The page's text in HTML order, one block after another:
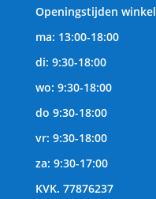
Openingstijden winkel
ma: 13:00-18:00
di: 9:30-18:00
wo: 9:30-18:00
do 9:30-18:00
vr: 9:30-18:00
za: 9:30-17:00
KVK. 77876237